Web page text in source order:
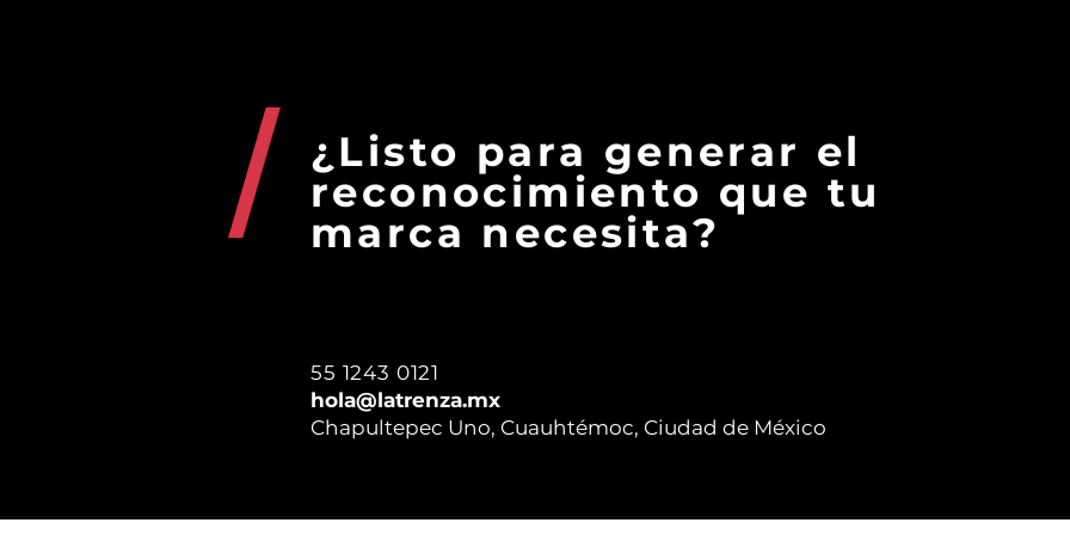
¿Listo para generar el
reconocimiento que tu
marca necesita?
55 1243 0121
hola@latrenza.mx
Chapultepec Uno, Cuauhtémoc, Ciudad de México